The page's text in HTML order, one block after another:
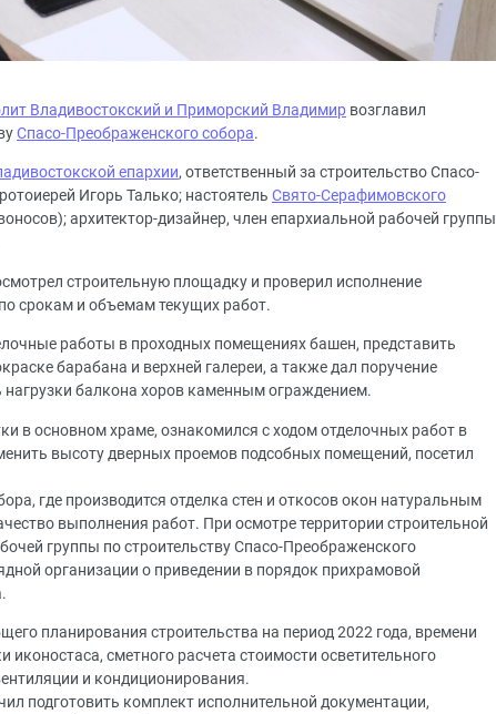
Владивостокский и Приморский Владимир возглавил
Спасо-Преображенского собора.
епархии, ответственный за строительство Спасо-
Игорь Талько; настоятель Свято-Серафимовского
архитектор-дизайнер, член епархиальной рабочей группы
строительную площадку и проверил исполнение
срокам и объемам текущих работ.
работы в проходных помещениях башен, представить
барабана и верхней галереи, а также дал поручение
балкона хоров каменным ограждением.
в основном храме, ознакомился с ходом отделочных работ в
высоту дверных проемов подсобных помещений, посетил
где производится отделка стен и откосов окон натуральным
выполнения работ. При осмотре территории строительной
группы по строительству Спасо-Преображенского
организации о приведении в порядок прихрамовой
планирования строительства на период 2022 года, времени
сметного расчета стоимости осветительного
и кондиционирования.
подготовить комплект исполнительной документации,